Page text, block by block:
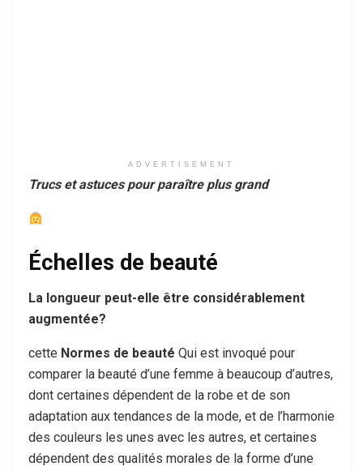
ADVERTISEMENT
Trucs et astuces pour paraître plus grand
Échelles de beauté
La longueur peut-elle être considérablement
augmentée?
cette Normes de beauté Qui est invoqué pour
comparer la beauté d’une femme à beaucoup d’autres,
dont certaines dépendent de la robe et de son
adaptation aux tendances de la mode, et de l’harmonie
des couleurs les unes avec les autres, et certaines
dépendent des qualités morales de la forme d’une